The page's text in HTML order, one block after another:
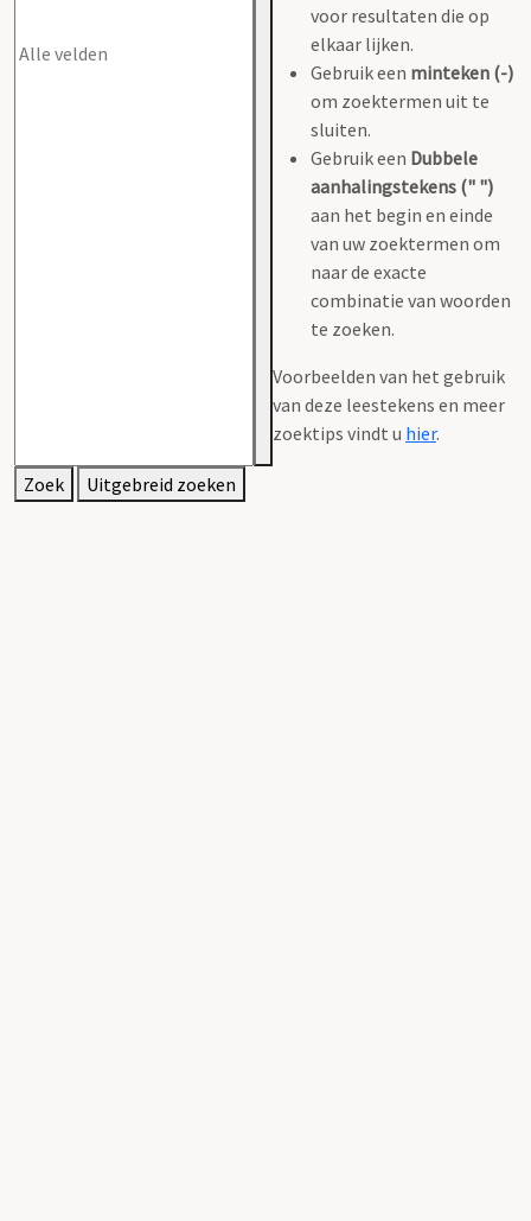
voor resultaten die op
elkaar lijken.
Gebruik een minteken (-)
om zoektermen uit te
sluiten.
Gebruik een Dubbele
aanhalingstekens (" ")
aan het begin en einde
van uw zoektermen om
naar de exacte
combinatie van woorden
te zoeken.
Voorbeelden van het gebruik
van deze leestekens en meer
zoektips vindt u hier.
Zoek Uitgebreid zoeken